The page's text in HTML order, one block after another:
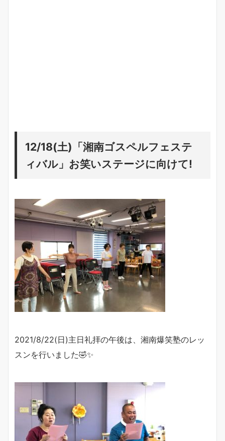
12/18(土)「湘南ゴスペルフェステ
ィバル」お笑いステージに向けて!
2021/8/22(日)主日礼拝の午後は、湘南爆笑塾のレッ
スンを行いました🤣✨